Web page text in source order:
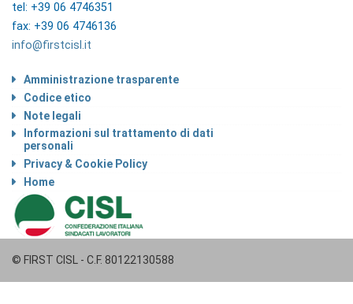
tel: +39 06 4746351
fax: +39 06 4746136
info@firstcisl.it
Amministrazione trasparente
Codice etico
Note legali
Informazioni sul trattamento di dati
personali
Privacy & Cookie Policy
Home
© FIRST CISL - C.F. 80122130588